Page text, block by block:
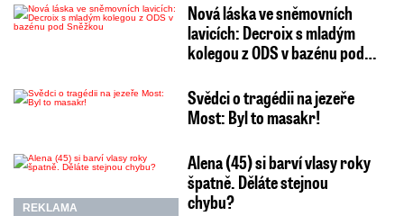
Nová láska ve sněmovních
lavicích: Decroix s mladým
kolegou z ODS v bazénu pod…
Svědci o tragédii na jezeře
Most: Byl to masakr!
REKLAMA
Alena (45) si barví vlasy roky
špatně. Děláte stejnou
chybu?